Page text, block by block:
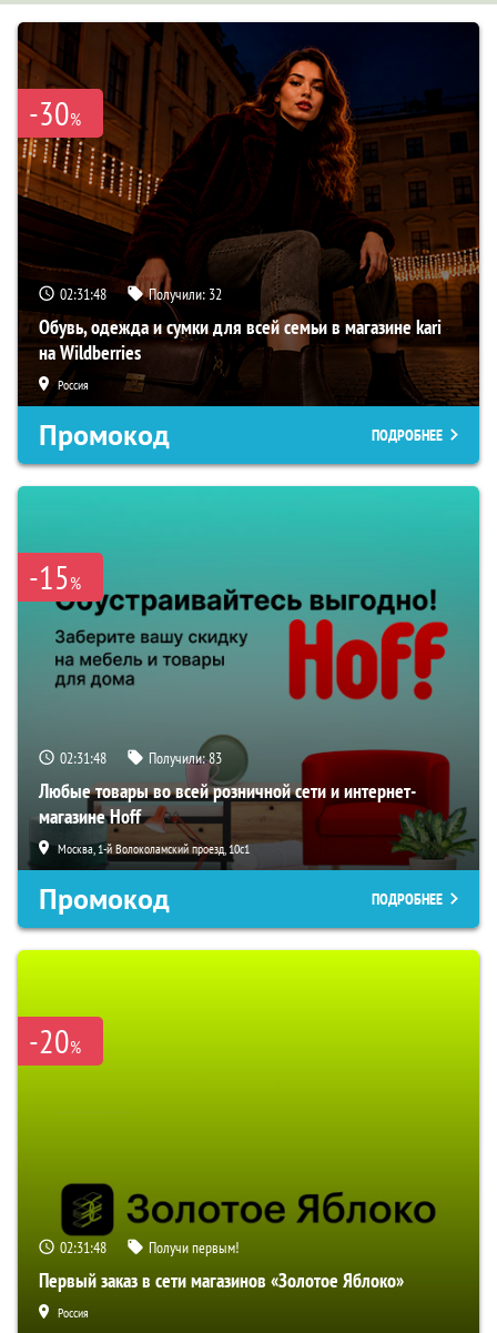
-30%
02:31:47 Получили: 32
Обувь, одежда и сумки для всей семьи в магазине kari
на Wildberries
Россия
Промокод ПОДРОБНЕЕ
-15%
02:31:47 Получили:83
Любые товары во всей розничной сети и интернет-
магазине Hoff
Москва, 1-й Волоколамский проезд, 10с1
Промокод ПОДРОБНЕЕ
-20%
02:31:47 Получи первым!
Первый заказ в сети магазинов «Золотое Яблоко»
Россия